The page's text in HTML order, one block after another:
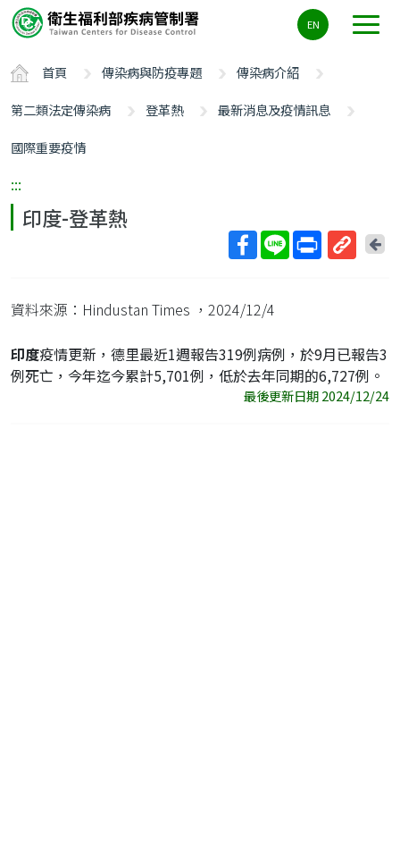
要
容
ALT+C
EN
首頁 傳染病與防疫專題
傳染病介紹
第二類法定傳染病
登革熱
最新消息及疫情訊息
國際重要疫情
:::
印度-登革熱
址
回
資料來源：Hindustan Times ，2024/12/4
印度疫情更新，德里最近1週報告319例病例，於9月已報告3
例死亡，今年迄今累計5,701例，低於去年同期的6,727例。
最後更新日期 2024/12/24